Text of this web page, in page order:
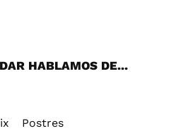
HABLAMOS DE...
Postres